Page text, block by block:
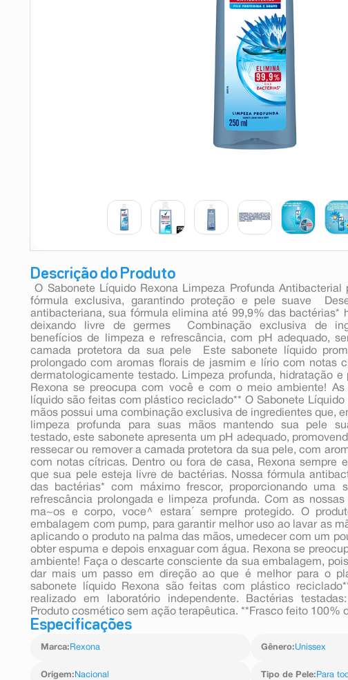
Descrição do Produto
 O Sabonete Líquido Rexona Limpeza Profunda
fórmula exclusiva, garantindo proteção e pele suave 
antibacteriana, sua fórmula elimina até 99,9% das bactérias*
deixando livre de germes  Combinação exclusiva de
benefícios de limpeza e refrescância, com pH adequado,
camada protetora da sua pele  Este sabonete líquido
prolongado com aromas florais de jasmim e lírio com notas
dermatologicamente testado. Limpeza profunda, hidratação e
Rexona se preocupa com você e com o meio ambiente! As
líquido são feitas com plástico reciclado** O Sabonete
mãos possui uma combinação exclusiva de ingredientes que,
limpeza profunda para suas mãos mantendo sua pele
testado, este sabonete apresenta um pH adequado,
ressecar ou remover a camada protetora da sua pele, com
com notas cítricas. Dentro ou fora de casa, Rexona sempre
que sua pele esteja livre de bactérias. Nossa fórmula
das bactérias* com máximo frescor, proporcionando uma
refrescância prolongada e limpeza profunda. Com as
ma~os e corpo, voce^ estara´ sempre protegido. O
embalagem com pump, para garantir melhor uso ao lavar as
aplicando o produto na palma das mãos, umedecer com um
obter espuma e depois enxaguar com água. Rexona se
ambiente! Faça o descarte consciente da sua embalagem,
dar mais um passo em direção ao que é melhor para o
sabonete líquido Rexona são feitas com plástico
realizado em laboratório independente. Bactérias
Produto cosmético sem ação terapêutica. **Frasco feito 100%
Especificações
Marca: Rexona Gênero:Unissex
Origem: Nacional Tipo de Pele: Para
esmalte
absorvente